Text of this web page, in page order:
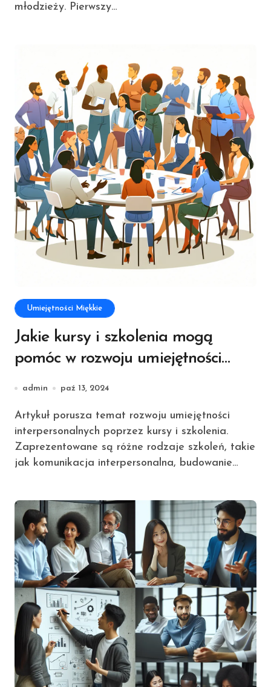
młodzieży. Pierwszy…
Umiejętności Miękkie
Jakie kursy i szkolenia mogą
pomóc w rozwoju umiejętności
miękkich
admin paź 13, 2024
Artykuł porusza temat rozwoju umiejętności
interpersonalnych poprzez kursy i szkolenia.
Zaprezentowane są różne rodzaje szkoleń, takie
jak komunikacja interpersonalna, budowanie…